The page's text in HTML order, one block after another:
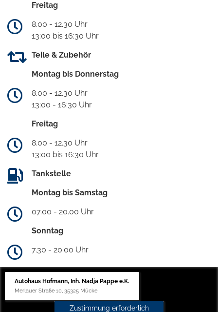
Freitag
8.00 - 12.30 Uhr
13:00 bis 16:30 Uhr
Teile & Zubehör
Montag bis Donnerstag
8.00 - 12.30 Uhr
13:00 - 16:30 Uhr
Freitag
8.00 - 12.30 Uhr
13:00 bis 16:30 Uhr
Tankstelle
Montag bis Samstag
07.00 - 20.00 Uhr
Sonntag
7.30 - 20.00 Uhr
Autohaus Hofmann, Inh. Nadja Pappe e.K.
Merlauer Straße 10, 35325 Mücke
Zustimmung erforderlich